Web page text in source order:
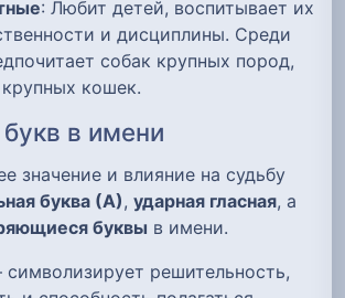
: Любит детей, воспитывает их
и дисциплины. Среди
собак крупных пород,
кошек.
в имени
значение и влияние на судьбу
буква (А), ударная гласная, а
буквы в имени.
символизирует решительность,